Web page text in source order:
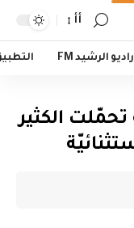
أأ
راديو الرشيد FM
تحمّلت الكثير